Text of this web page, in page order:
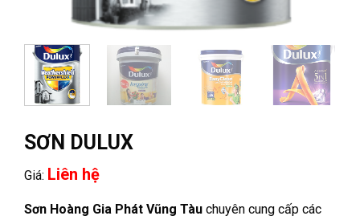
SƠN DULUX
Giá: Liên hệ
Sơn Hoàng Gia Phát Vũng Tàu chuyên cung cấp các